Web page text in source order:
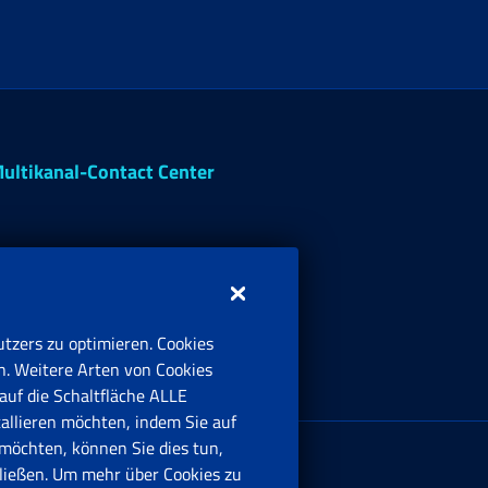
Contact Center
Ciro il Grande, 21
zu optimieren. Cookies
Weitere Arten von Cookies
die Schaltfläche ALLE
möchten, indem Sie auf
können Sie dies tun,
Um mehr über Cookies zu